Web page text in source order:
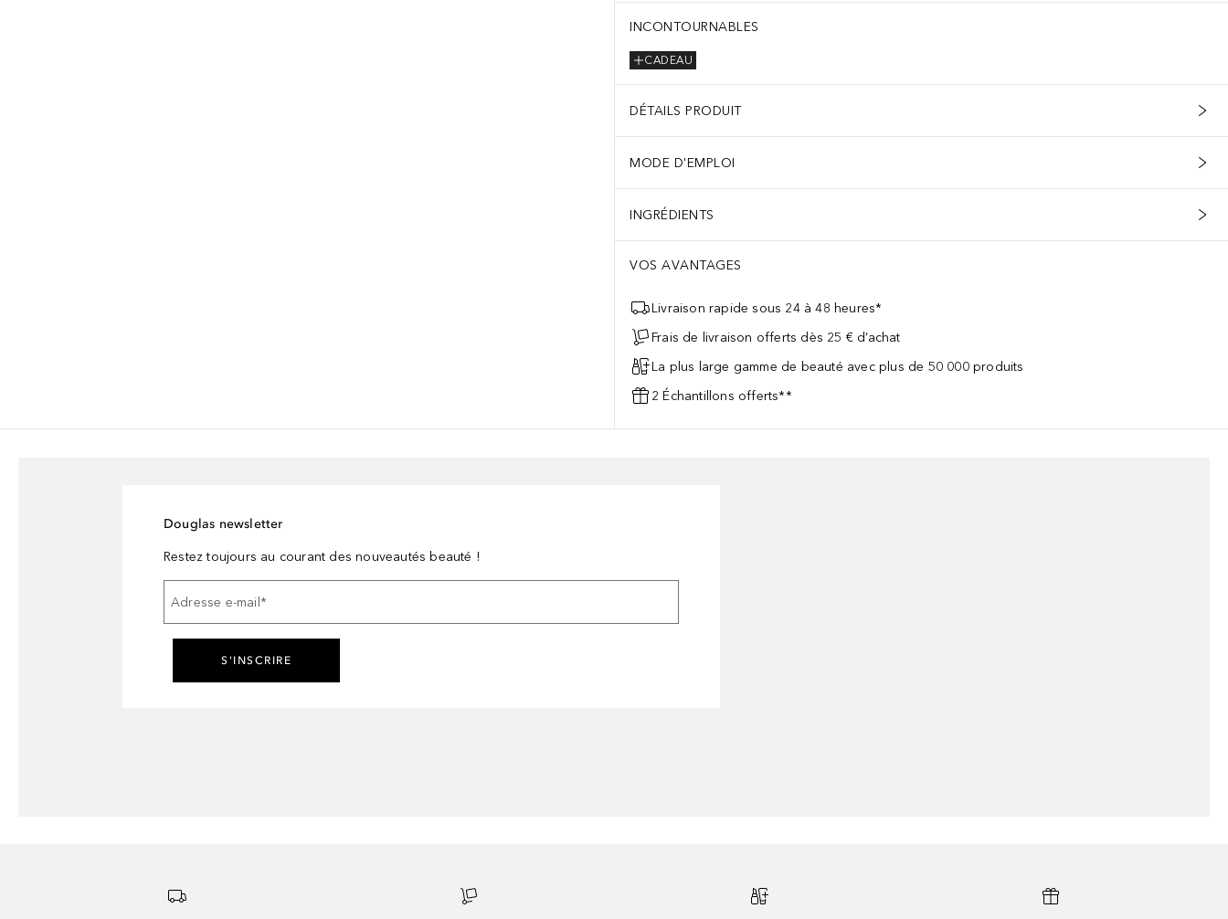
INCONTOURNABLES
CADEAU
DÉTAILS PRODUIT
MODE D'EMPLOI
INGRÉDIENTS
VOS AVANTAGES
Livraison rapide sous 24 à 48 heures*
Frais de livraison offerts dès 25 € d’achat
La plus large gamme de beauté avec plus de 50 000 produits
2 Échantillons offerts**
Douglas newsletter
Restez toujours au courant des nouveautés beauté !
Adresse e-mail *
S'INSCRIRE